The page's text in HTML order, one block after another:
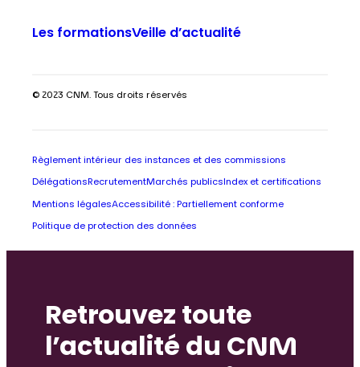
Les formationsVeille d’actualité
© 2023 CNM. Tous droits réservés
Règlement intérieur des instances et des commissions
DélégationsRecrutementMarchés publicsIndex et certifications
Mentions légalesAccessibilité : Partiellement conforme
Politique de protection des données
Retrouvez toute
l’actualité du CNM